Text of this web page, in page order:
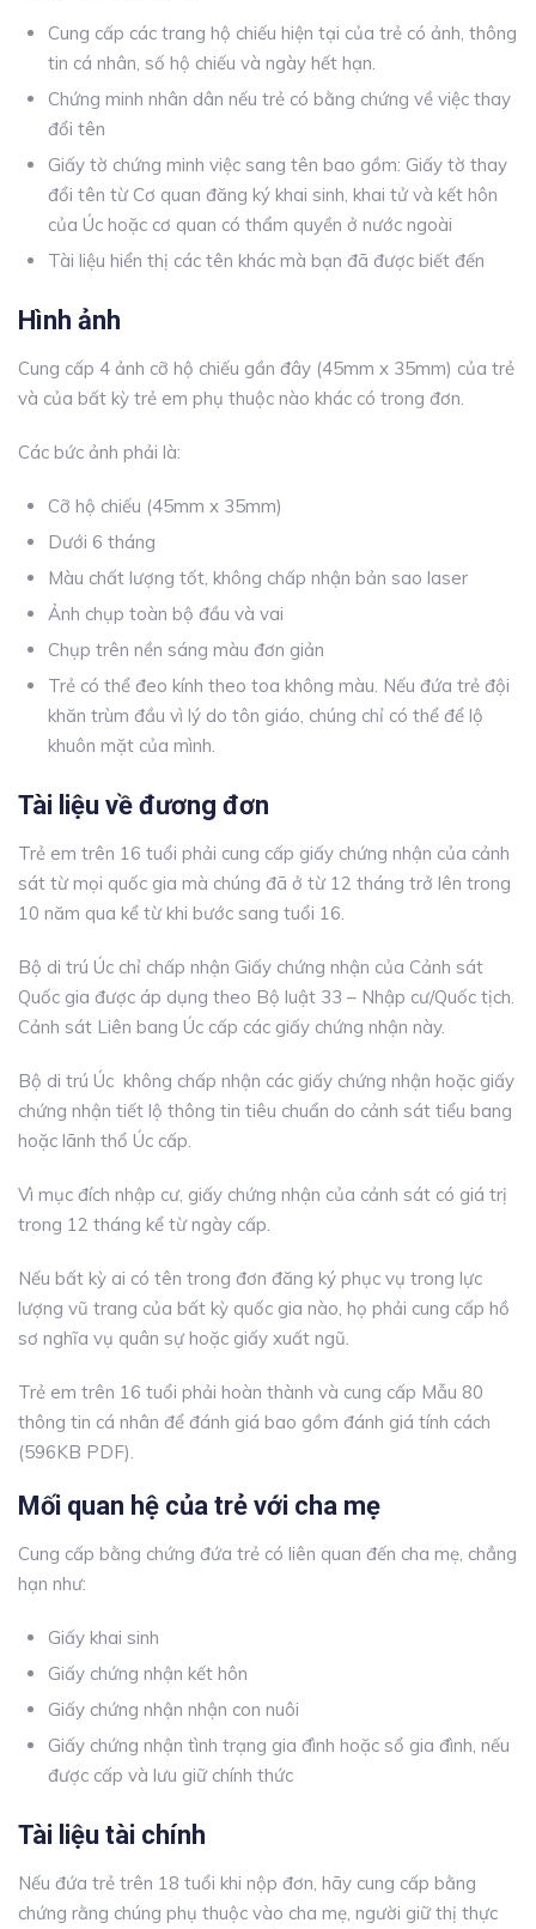
Cung cấp các trang hộ chiếu hiện tại của trẻ có ảnh, thông
tin cá nhân, số hộ chiếu và ngày hết hạn.
Chứng minh nhân dân nếu trẻ có bằng chứng về việc thay
đổi tên
Giấy tờ chứng minh việc sang tên bao gồm: Giấy tờ thay
đổi tên từ Cơ quan đăng ký khai sinh, khai tử và kết hôn
của Úc hoặc cơ quan có thẩm quyền ở nước ngoài
Tài liệu hiển thị các tên khác mà bạn đã được biết đến
Hình ảnh
Cung cấp 4 ảnh cỡ hộ chiếu gần đây (45mm x 35mm) của trẻ
và của bất kỳ trẻ em phụ thuộc nào khác có trong đơn.
Các bức ảnh phải là:
Cỡ hộ chiếu (45mm x 35mm)
Dưới 6 tháng
Màu chất lượng tốt, không chấp nhận bản sao laser
Ảnh chụp toàn bộ đầu và vai
Chụp trên nền sáng màu đơn giản
Trẻ có thể đeo kính theo toa không màu. Nếu đứa trẻ đội
khăn trùm đầu vì lý do tôn giáo, chúng chỉ có thể để lộ
khuôn mặt của mình.
Tài liệu về đương đơn
Trẻ em trên 16 tuổi phải cung cấp giấy chứng nhận của cảnh
sát từ mọi quốc gia mà chúng đã ở từ 12 tháng trở lên trong
10 năm qua kể từ khi bước sang tuổi 16.
Bộ di trú Úc chỉ chấp nhận Giấy chứng nhận của Cảnh sát
Quốc gia được áp dụng theo Bộ luật 33 – Nhập cư/Quốc tịch.
Cảnh sát Liên bang Úc cấp các giấy chứng nhận này.
Bộ di trú Úc không chấp nhận các giấy chứng nhận hoặc giấy
chứng nhận tiết lộ thông tin tiêu chuẩn do cảnh sát tiểu bang
hoặc lãnh thổ Úc cấp.
Vì mục đích nhập cư, giấy chứng nhận của cảnh sát có giá trị
trong 12 tháng kể từ ngày cấp.
Nếu bất kỳ ai có tên trong đơn đăng ký phục vụ trong lực
lượng vũ trang của bất kỳ quốc gia nào, họ phải cung cấp hồ
sơ nghĩa vụ quân sự hoặc giấy xuất ngũ.
Trẻ em trên 16 tuổi phải hoàn thành và cung cấp Mẫu 80
thông tin cá nhân để đánh giá bao gồm đánh giá tính cách
(596KB PDF).
Mối quan hệ của trẻ với cha mẹ
Cung cấp bằng chứng đứa trẻ có liên quan đến cha mẹ, chẳng
hạn như:
Giấy khai sinh
Giấy chứng nhận kết hôn
Giấy chứng nhận nhận con nuôi
Giấy chứng nhận tình trạng gia đình hoặc sổ gia đình, nếu
được cấp và lưu giữ chính thức
Tài liệu tài chính
Nếu đứa trẻ trên 18 tuổi khi nộp đơn, hãy cung cấp bằng
chứng rằng chúng phụ thuộc vào cha mẹ, người giữ thị thực